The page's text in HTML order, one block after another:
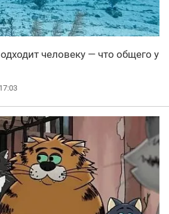
человеку — что общего у